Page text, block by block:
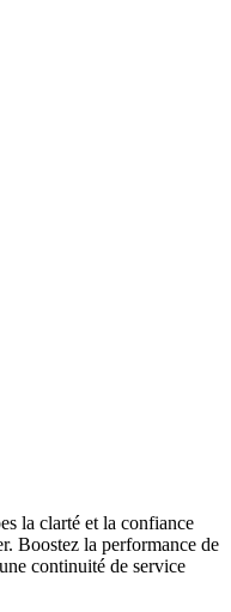
la clarté et la confiance
Boostez la performance de
continuité de service